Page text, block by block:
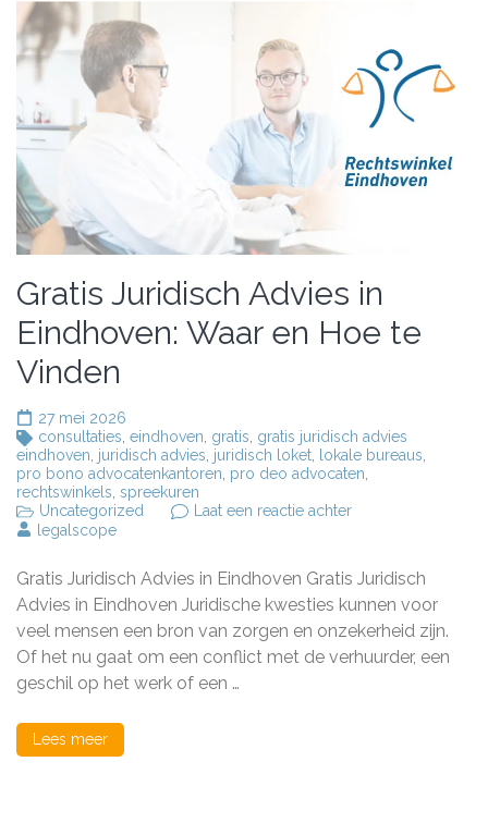
Gratis Juridisch Advies in
Eindhoven: Waar en Hoe te
Vinden
27 mei 2026
consultaties, eindhoven, gratis, gratis juridisch advies
eindhoven, juridisch advies, juridisch loket, lokale bureaus,
pro bono advocatenkantoren, pro deo advocaten,
rechtswinkels, spreekuren
Uncategorized
Laat een reactie achterop
in
Eindhoven:
Waar
en
Hoe
legalscope
Gratis Juridisch Advies in Eindhoven Gratis Juridisch
Advies in Eindhoven Juridische kwesties kunnen voor
veel mensen een bron van zorgen en onzekerheid zijn.
Of het nu gaat om een conflict met de verhuurder, een
geschil op het werk of een …
Lees meer